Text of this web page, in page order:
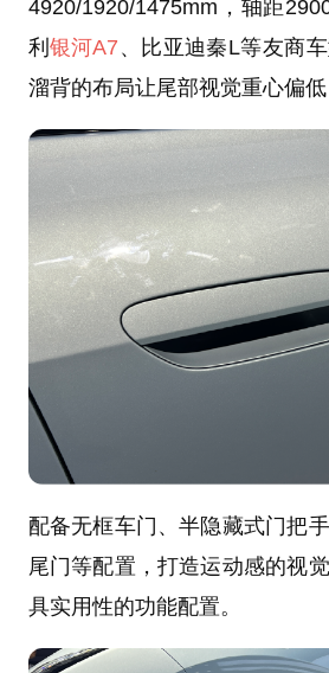
4920/1920/1475mm，轴距
利银河A7 、比亚迪秦L等友商
溜背的布局让尾部视觉重心偏低
配备无框车门、半隐藏式门把
尾门等配置，打造运动感的视
具实用性的功能配置。